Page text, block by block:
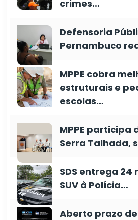
crimes…
Defensoria
Pernambuco
MPPE cobra
estruturais e
escolas…
MPPE participa
Serra Talhada,
SDS entrega
SUV à Polícia…
Aberto prazo